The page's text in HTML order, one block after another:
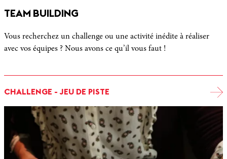
TEAM BUILDING
Vous recherchez un challenge ou une activité inédite à réaliser
avec vos équipes ? Nous avons ce qu’il vous faut !
CHALLENGE - JEU DE PISTE